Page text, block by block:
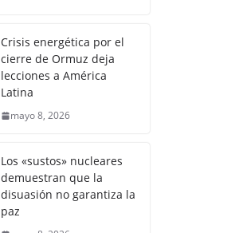
Crisis energética por el
cierre de Ormuz deja
lecciones a América
Latina
mayo 8, 2026
Los «sustos» nucleares
demuestran que la
disuasión no garantiza la
paz